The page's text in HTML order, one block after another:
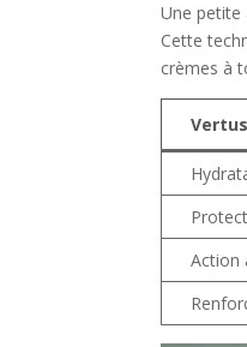
Une petite
Cette
crèmes à
Action